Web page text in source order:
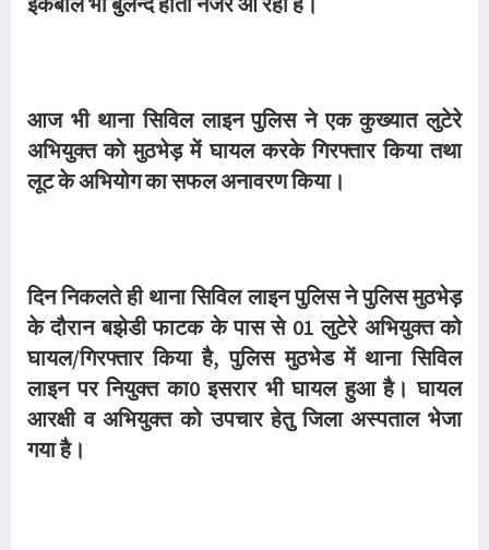
आज भी थाना सिविल लाइन पुलिस ने एक कुख्यात लुटेरे
अभियुक्त को मुठभेड़ में घायल करके गिरफ्तार किया तथा
लूट के अभियोग का सफल अनावरण किया।
दिन निकलते ही थाना सिविल लाइन पुलिस ने पुलिस मुठभेड़
के दौरान बझेडी फाटक के पास से 01 लुटेरे अभियुक्त को
घायल/गिरफ्तार किया है, पुलिस मुठभेड में थाना सिविल
लाइन पर नियुक्त का0 इसरार भी घायल हुआ है। घायल
आरक्षी व अभियुक्त को उपचार हेतु जिला अस्पताल भेजा
गया है।